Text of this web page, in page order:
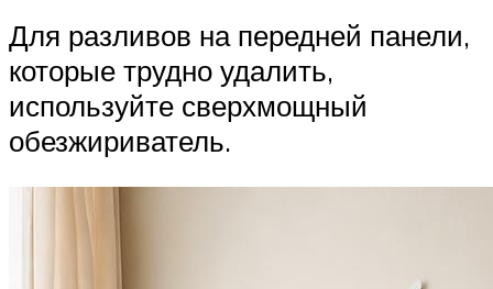
Для разливов на передней панели,
которые трудно удалить,
используйте сверхмощный
обезжириватель.